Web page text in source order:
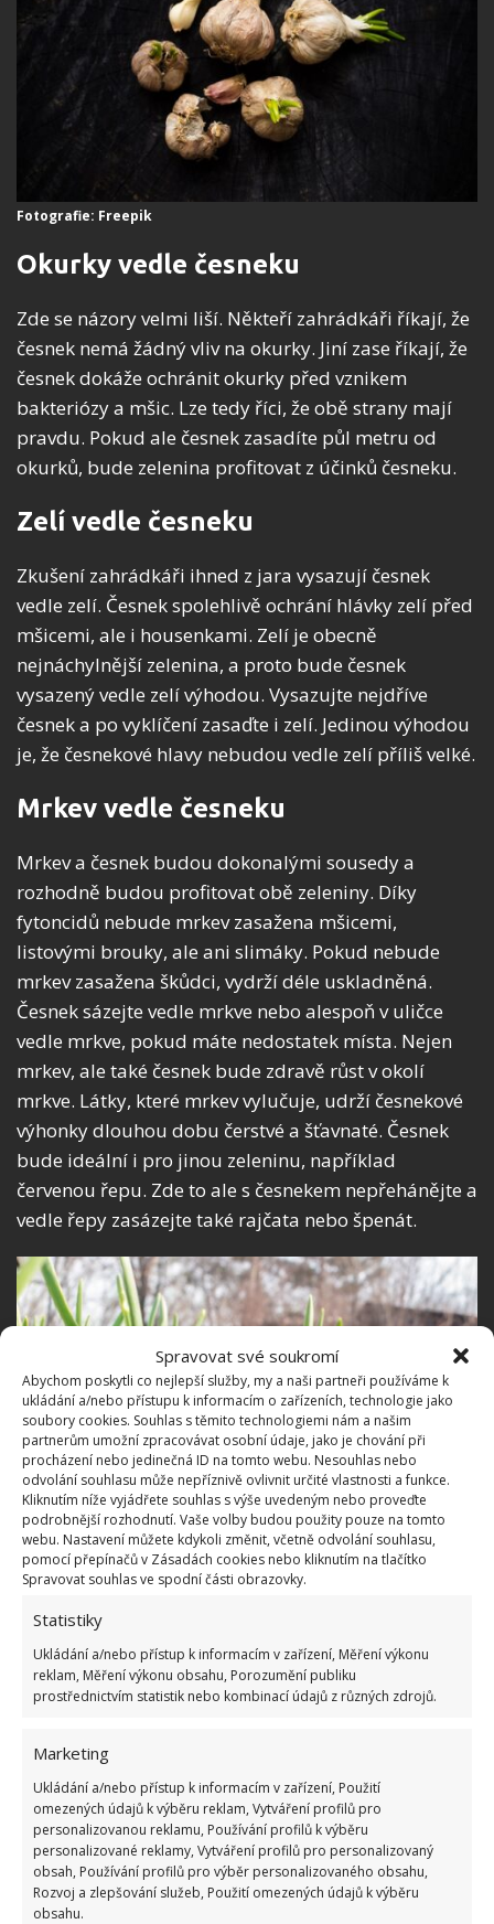
Spravovat své soukromí
Abychom poskytli co nejlepší služby, my a naši partneři používáme k
ukládání a/nebo přístupu k informacím o zařízeních, technologie jako
soubory cookies. Souhlas s těmito technologiemi nám a našim
partnerům umožní zpracovávat osobní údaje, jako je chování při
procházení nebo jedinečná ID na tomto webu. Nesouhlas nebo
odvolání souhlasu může nepříznivě ovlivnit určité vlastnosti a funkce.
Kliknutím níže vyjádřete souhlas s výše uvedeným nebo proveďte
podrobnější rozhodnutí. Vaše volby budou použity pouze na tomto
webu. Nastavení můžete kdykoli změnit, včetně odvolání souhlasu,
pomocí přepínačů v Zásadách cookies nebo kliknutím na tlačítko
Spravovat souhlas ve spodní části obrazovky.
Statistiky
Ukládání a/nebo přístup k informacím v zařízení, Měření výkonu
reklam, Měření výkonu obsahu, Porozumění publiku
prostřednictvím statistik nebo kombinací údajů z různých zdrojů.
Marketing
Ukládání a/nebo přístup k informacím v zařízení, Použití
omezených údajů k výběru reklam, Vytváření profilů pro
personalizovanou reklamu, Používání profilů k výběru
personalizované reklamy, Vytváření profilů pro personalizovaný
obsah, Používání profilů pro výběr personalizovaného obsahu,
Rozvoj a zlepšování služeb, Použití omezených údajů k výběru
obsahu.
Fotografie: Freepik
Okurky vedle česneku
Zde se názory velmi liší. Někteří zahrádkáři říkají, že
česnek nemá žádný vliv na okurky. Jiní zase říkají, že
česnek dokáže ochránit okurky před vznikem
bakteriózy a mšic. Lze tedy říci, že obě strany mají
pravdu. Pokud ale česnek zasadíte půl metru od
okurků, bude zelenina profitovat z účinků česneku.
Zelí vedle česneku
Zkušení zahrádkáři ihned z jara vysazují česnek
vedle zelí. Česnek spolehlivě ochrání hlávky zelí před
mšicemi, ale i housenkami. Zelí je obecně
nejnáchylnější zelenina, a proto bude česnek
vysazený vedle zelí výhodou. Vysazujte nejdříve
česnek a po vyklíčení zasaďte i zelí. Jedinou výhodou
je, že česnekové hlavy nebudou vedle zelí příliš velké.
Mrkev vedle česneku
Mrkev a česnek budou dokonalými sousedy a
rozhodně budou profitovat obě zeleniny. Díky
fytoncidů nebude mrkev zasažena mšicemi,
listovými brouky, ale ani slimáky. Pokud nebude
mrkev zasažena škůdci, vydrží déle uskladněná.
Česnek sázejte vedle mrkve nebo alespoň v uličce
vedle mrkve, pokud máte nedostatek místa. Nejen
mrkev, ale také česnek bude zdravě růst v okolí
mrkve. Látky, které mrkev vylučuje, udrží česnekové
výhonky dlouhou dobu čerstvé a šťavnaté. Česnek
bude ideální i pro jinou zeleninu, například
červenou řepu. Zde to ale s česnekem nepřehánějte a
vedle řepy zasázejte také rajčata nebo špenát.
Fotografie: Freepik
Brambory vedle česneku
Mandelinka bramborová škodí bramborám. Pracně
se tento malý brouk musí sbírat a hubit. Nemalý
nasázeného v uličkách brambor. To stejné platí i u
lilku a papriky. Vybírejte česnek, který se vysazuje na
jaře.
Bylinky vedle česneku